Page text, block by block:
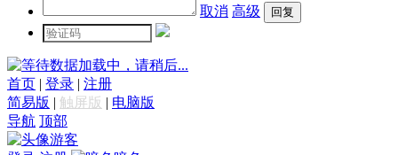
取消 高级
数据加载中，请稍后...
首页 | 登录 | 注册
简易版 | 触屏版 | 电脑版
导航 顶部
游客